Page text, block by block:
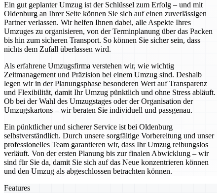
Ein gut geplanter Umzug ist der Schlüssel zum Erfolg – und mit
Oldenburg an Ihrer Seite können Sie sich auf einen zuverlässigen
Partner verlassen. Wir helfen Ihnen dabei, alle Aspekte Ihres
Umzuges zu organisieren, von der Terminplanung über das Packen
bis hin zum sicheren Transport. So können Sie sicher sein, dass
nichts dem Zufall überlassen wird.
Als erfahrene Umzugsfirma verstehen wir, wie wichtig
Zeitmanagement und Präzision bei einem Umzug sind. Deshalb
legen wir in der Planungsphase besonderen Wert auf Transparenz
und Flexibilität, damit Ihr Umzug pünktlich und ohne Stress abläuft.
Ob bei der Wahl des Umzugstages oder der Organisation der
Umzugskartons – wir beraten Sie individuell und passgenau.
Ein pünktlicher und sicherer Service ist bei Oldenburg
selbstverständlich. Durch unsere sorgfältige Vorbereitung und unser
professionelles Team garantieren wir, dass Ihr Umzug reibungslos
verläuft. Von der ersten Planung bis zur finalen Abwicklung – wir
sind für Sie da, damit Sie sich auf das Neue konzentrieren können
und den Umzug als abgeschlossen betrachten können.
Features